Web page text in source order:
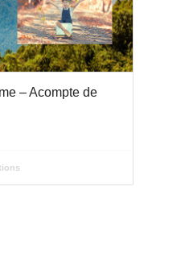
– Acompte de